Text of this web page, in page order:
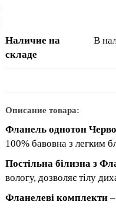
Наличие на
складе
В
Описание товара:
Фланель однотон
100% бавовна з легким
Постільна білизна з
вологу, дозволяє тілу
Фланелеві комплекти